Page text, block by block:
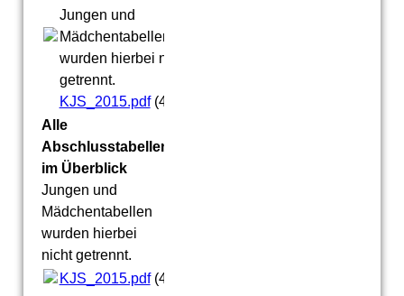
Jungen und
Mädchentabellen
wurden hierbei nicht
getrennt.
KJS_2015.pdf(45.25KB)
Alle
Abschlusstabellen
im Überblick
Jungen und
Mädchentabellen
wurden hierbei
nicht getrennt.
KJS_2015.pdf(45.25KB)